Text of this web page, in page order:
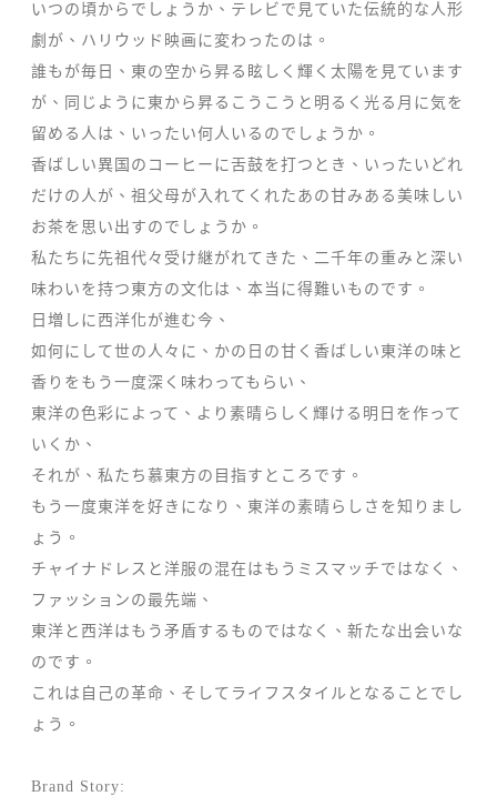
いつの頃からでしょうか、テレビで見ていた伝統的な人形
劇が、ハリウッド映画に変わったのは。
誰もが毎日、東の空から昇る眩しく輝く太陽を見ています
が、同じように東から昇るこうこうと明るく光る月に気を
留める人は、いったい何人いるのでしょうか。
香ばしい異国のコーヒーに舌鼓を打つとき、いったいどれ
だけの人が、祖父母が入れてくれたあの甘みある美味しい
お茶を思い出すのでしょうか。
私たちに先祖代々受け継がれてきた、二千年の重みと深い
味わいを持つ東方の文化は、本当に得難いものです。
日増しに西洋化が進む今、
如何にして世の人々に、かの日の甘く香ばしい東洋の味と
香りをもう一度深く味わってもらい、
東洋の色彩によって、より素晴らしく輝ける明日を作って
いくか、
それが、私たち慕東方の目指すところです。
もう一度東洋を好きになり、東洋の素晴らしさを知りまし
ょう。
チャイナドレスと洋服の混在はもうミスマッチではなく、
ファッションの最先端、
東洋と西洋はもう矛盾するものではなく、新たな出会いな
のです。
これは自己の革命、そしてライフスタイルとなることでし
ょう。
Brand Story: